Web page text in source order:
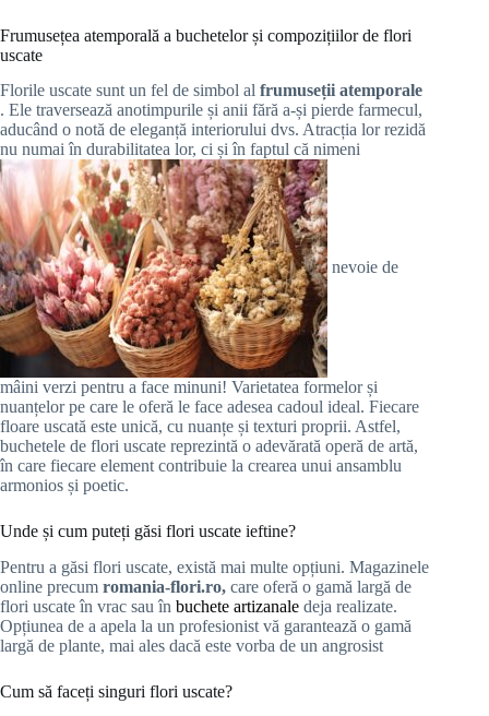
Frumusețea atemporală a buchetelor și compozițiilor de flori
uscate
Florile uscate sunt un fel de simbol al frumuseții atemporale
. Ele traversează anotimpurile și anii fără a-și pierde farmecul,
aducând o notă de eleganță interiorului dvs. Atracția lor rezidă
nu numai în durabilitatea lor, ci și în faptul că nimeni
nevoie de
mâini verzi pentru a face minuni! Varietatea formelor și
nuanțelor pe care le oferă le face adesea cadoul ideal. Fiecare
floare uscată este unică, cu nuanțe și texturi proprii. Astfel,
buchetele de flori uscate reprezintă o adevărată operă de artă,
în care fiecare element contribuie la crearea unui ansamblu
armonios și poetic.
Unde și cum puteți găsi flori uscate ieftine?
Pentru a găsi flori uscate, există mai multe opțiuni. Magazinele
online precum romania-flori.ro, care oferă o gamă largă de
flori uscate în vrac sau în buchete artizanale deja realizate.
Opțiunea de a apela la un profesionist vă garantează o gamă
largă de plante, mai ales dacă este vorba de un angrosist
Cum să faceți singuri flori uscate?